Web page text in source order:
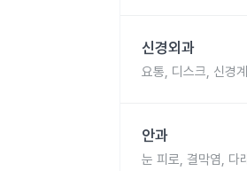
신경외과
요통, 디스크, 신경
안과
눈 피로, 결막염, 다